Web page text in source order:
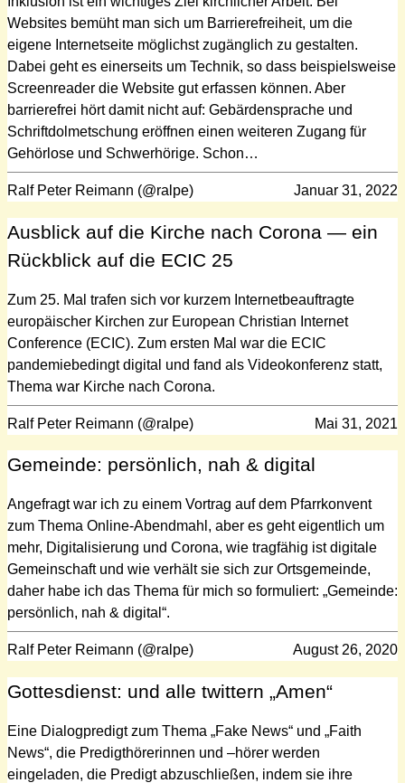
Websites bemüht man sich um Barrierefreiheit, um die
eigene Internetseite möglichst zugänglich zu gestalten.
Dabei geht es einerseits um Technik, so dass beispielsweise
Screenreader die Website gut erfassen können. Aber
barrierefrei hört damit nicht auf: Gebärdensprache und
Schriftdolmetschung eröffnen einen weiteren Zugang für
Gehörlose und Schwerhörige. Schon…
Ralf Peter Reimann (@ralpe) Januar 31, 2022
Ausblick auf die Kirche nach Corona — ein
Rückblick auf die ECIC 25
Zum 25. Mal trafen sich vor kurzem Internetbeauftragte
europäischer Kirchen zur European Christian Internet
Conference (ECIC). Zum ersten Mal war die ECIC
pandemiebedingt digital und fand als Videokonferenz statt,
Thema war Kirche nach Corona.
Ralf Peter Reimann (@ralpe) Mai 31, 2021
Gemeinde: persönlich, nah & digital
Angefragt war ich zu einem Vortrag auf dem Pfarrkonvent
zum Thema Online-Abendmahl, aber es geht eigentlich um
mehr, Digitalisierung und Corona, wie tragfähig ist digitale
Gemeinschaft und wie verhält sie sich zur Ortsgemeinde,
daher habe ich das Thema für mich so formuliert: „Gemeinde:
persönlich, nah & digital“.
Ralf Peter Reimann (@ralpe) August 26, 2020
Gottesdienst: und alle twittern „Amen“
Eine Dialogpredigt zum Thema „Fake News“ und „Faith
News“, die Predigthörerinnen und –hörer werden
eingeladen, die Predigt abzuschließen, indem sie ihre